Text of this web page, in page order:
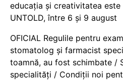
educația și creativitatea
UNTOLD, între 6 și 9 august
OFICIAL Regulile pentru
stomatolog și farmacist
toamnă, au fost schimbate /
specialități / Condiții noi